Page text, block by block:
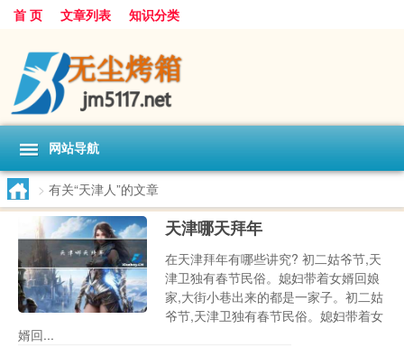
首 页 文章列表 知识分类
网站导航
> 有关“天津人”的文章
天津哪天拜年
在天津拜年有哪些讲究? 初二姑爷节,天
津卫独有春节民俗。媳妇带着女婿回娘
家,大街小巷出来的都是一家子。初二姑
爷节,天津卫独有春节民俗。媳妇带着女
婿回...